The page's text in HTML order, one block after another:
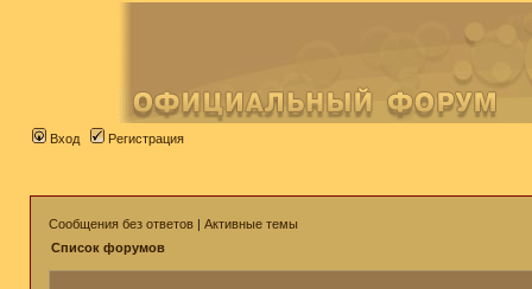
Вход Регистрация
Сообщения без ответов | Активные темы
Список форумов